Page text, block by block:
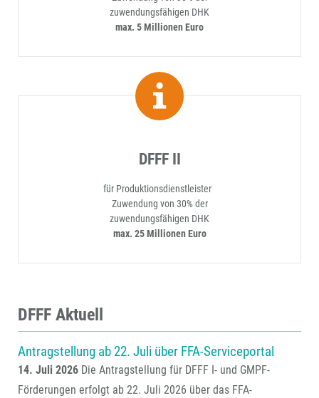
zuwendungsfähigen DHK
max. 5 Millionen Euro
DFFF II
für Produktionsdienstleister
Zuwendung von 30% der
zuwendungsfähigen DHK
max. 25 Millionen Euro
DFFF Aktuell
Antragstellung ab 22. Juli über FFA-Serviceportal
14. Juli 2026 Die Antragstellung für DFFF I- und GMPF-
Förderungen erfolgt ab 22. Juli 2026 über das FFA-